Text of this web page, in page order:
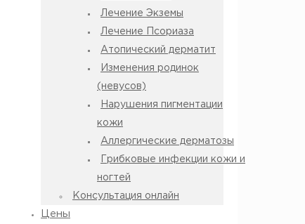
Лечение Экземы
Лечение Псориаза
Атопический дерматит
Изменения родинок
(невусов)
Нарушения пигментации
кожи
Аллергические дерматозы
Грибковые инфекции кожи и
ногтей
Консультация онлайн
Цены